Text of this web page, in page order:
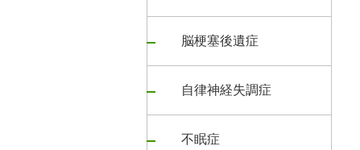
脳梗塞後遺症
自律神経失調症
不眠症